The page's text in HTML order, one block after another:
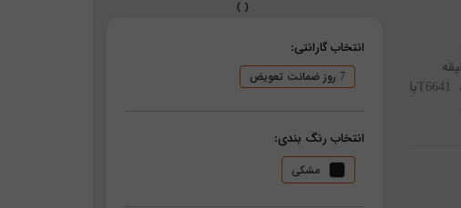
T6641 ،T6643 ،T6641 ،T6642 ،T6644با
انتخاب گارانتی:
7 روز ضمانت تعویض
انتخاب رنگ بندی:
مشکی